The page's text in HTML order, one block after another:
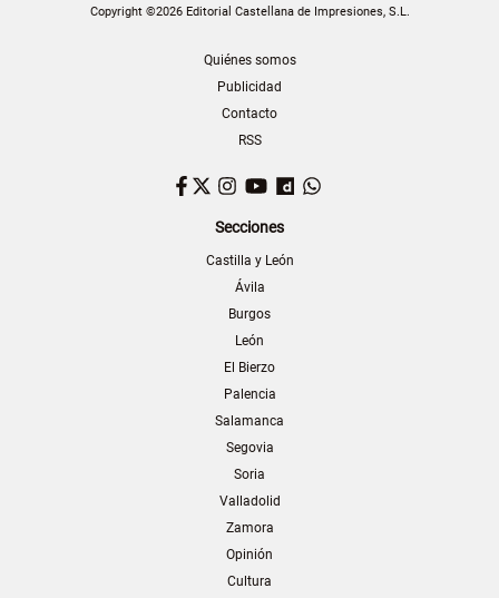
Copyright ©2026 Editorial Castellana de Impresiones, S.L.
Quiénes somos
Publicidad
Contacto
RSS
Facebook
TwitterInstagram
YouTubeDailymotion
Secciones
Castilla y León
Ávila
Burgos
León
El Bierzo
Palencia
Salamanca
Segovia
Soria
Valladolid
Zamora
Opinión
Cultura